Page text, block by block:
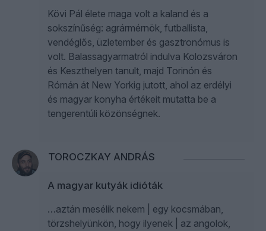
Kövi Pál élete maga volt a kaland és a
sokszínűség: agrármérnök, futballista,
vendéglős, üzletember és gasztronómus is
volt. Balassagyarmatról indulva Kolozsváron
és Keszthelyen tanult, majd Torinón és
Rómán át New Yorkig jutott, ahol az erdélyi
és magyar konyha értékeit mutatta be a
tengerentúli közönségnek.
TOROCZKAY ANDRÁS
A magyar kutyák idióták
…aztán mesélik nekem | egy kocsmában,
törzshelyünkön, hogy ilyenek | az angolok,